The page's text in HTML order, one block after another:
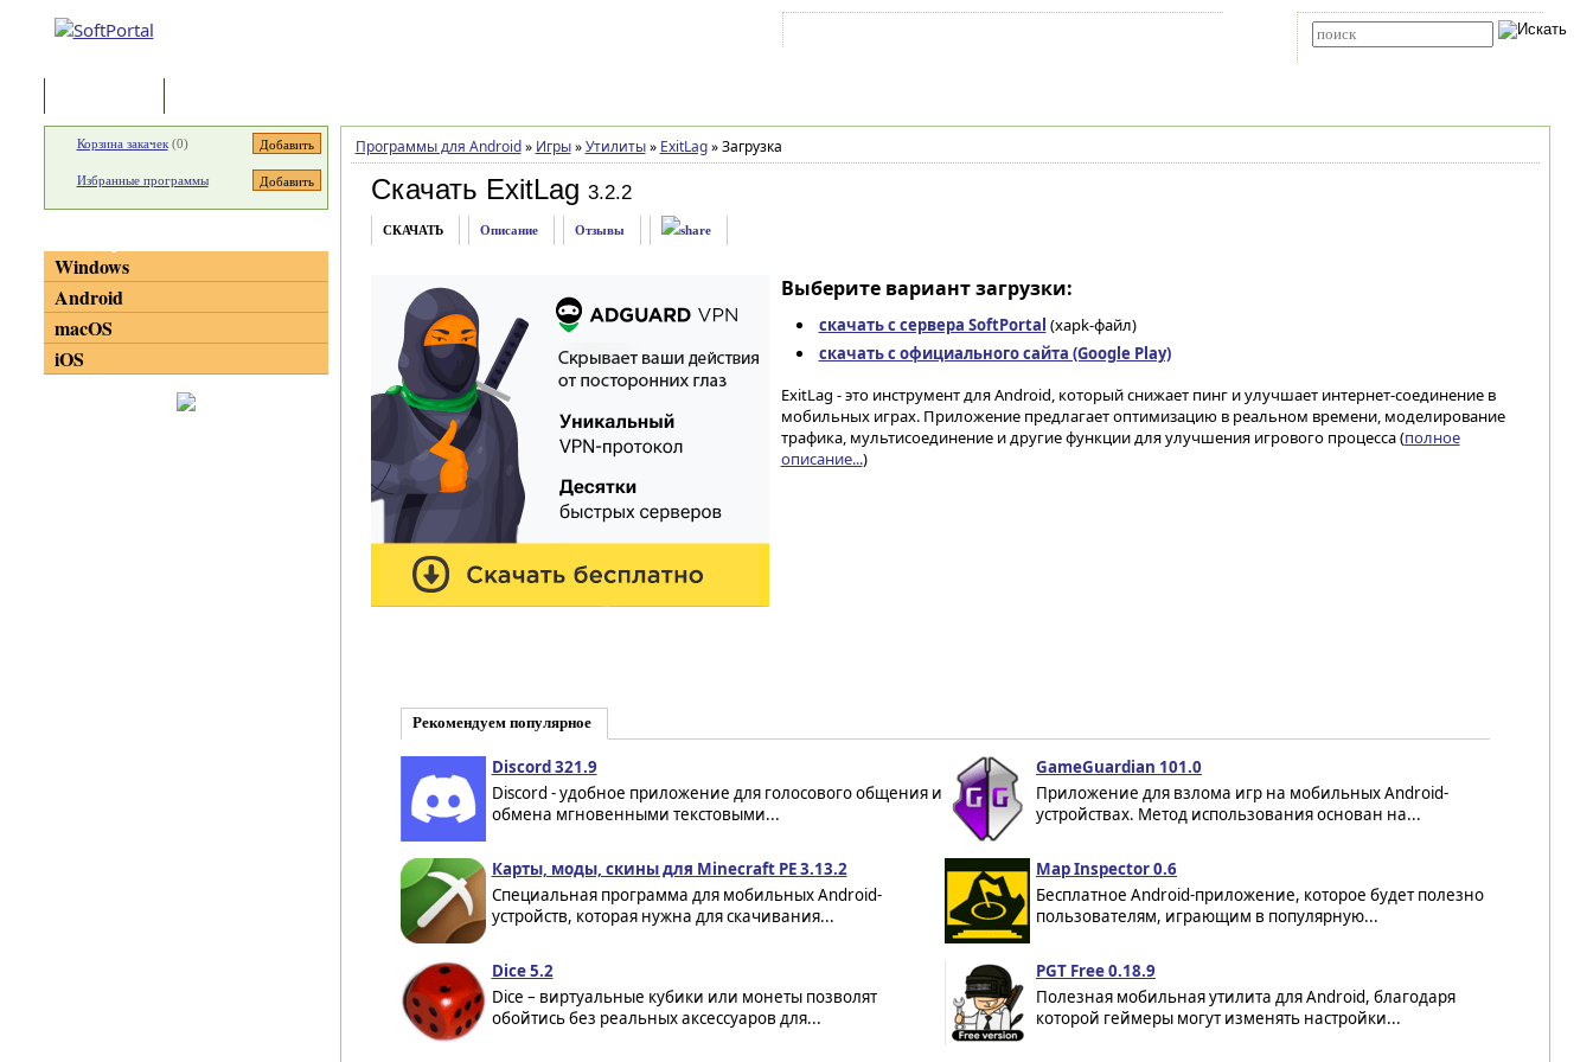
Программы для Android » Игры » Утилиты » ExitLag »Загрузка
Скачать ExitLag 3.2.2
СКАЧАТЬ Описание Отзывы
Выберите вариант загрузки:
скачать с сервера SoftPortal (xapk-файл)
скачать с официального сайта (Google Play)
ExitLag - это инструмент для Android, который снижает пинг и улучшает интернет-соединение в
мобильных играх. Приложение предлагает оптимизацию в реальном времени, моделирование
трафика, мультисоединение и другие функции для улучшения игрового процесса (полное
описание...)
Рекомендуем популярное
Discord 321.9
Discord - удобное приложение для голосового общения и
обмена мгновенными текстовыми...
GameGuardian 101.0
Приложение для взлома игр на мобильных Android-
устройствах. Метод использования основан на...
Карты, моды, скины для Minecraft PE 3.13.2
Специальная программа для мобильных Android-
устройств, которая нужна для скачивания...
Map Inspector 0.6
Бесплатное Android-приложение, которое будет полезно
пользователям, играющим в популярную...
Dice 5.2
Dice – виртуальные кубики или монеты позволят
обойтись без реальных аксессуаров для...
PGT Free 0.18.9
Полезная мобильная утилита для Android, благодаря
которой геймеры могут изменять настройки...
Корзина закачек(0)
Избранные программы
Windows
Android
macOS
iOS